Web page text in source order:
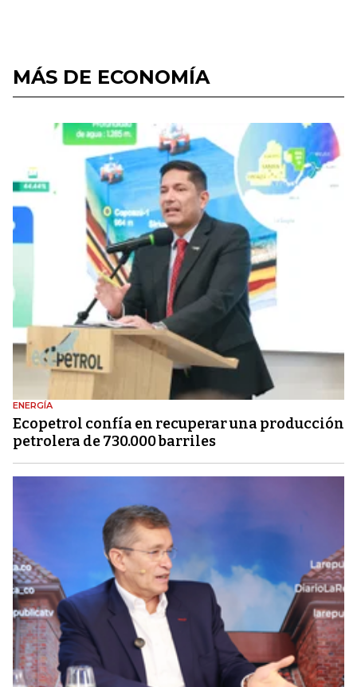
MÁS DE ECONOMÍA
ENERGÍA
Ecopetrol confía en recuperar una producción
petrolera de 730.000 barriles